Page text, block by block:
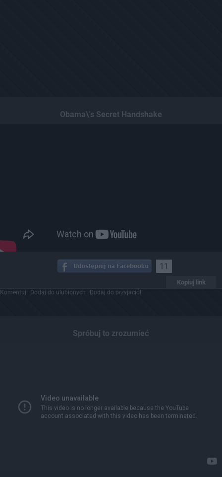
Obama\'s Secret Handshake
11
Kopiuj link
Komentuj Dodaj do ulubionych Dodaj do przyjaciół
Spróbuj to zrozumieć